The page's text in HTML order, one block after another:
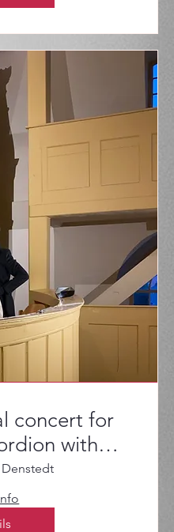
concert for
with
Denstedt